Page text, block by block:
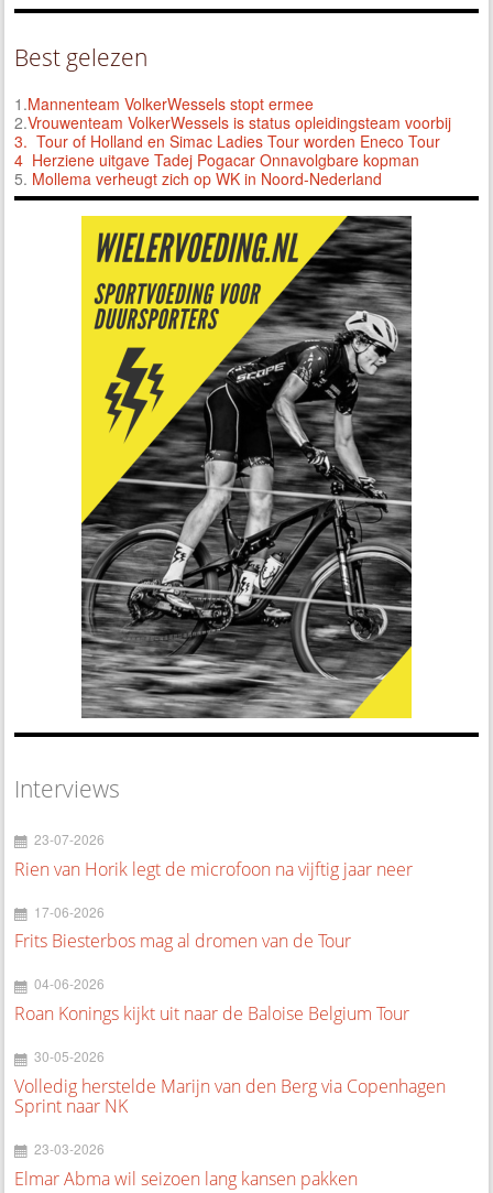
Best gelezen
1.Mannenteam VolkerWessels stopt ermee
2.Vrouwenteam VolkerWessels is status opleidingsteam voorbij
3. Tour of Holland en Simac Ladies Tour worden Eneco Tour
4 Herziene uitgave Tadej Pogacar Onnavolgbare kopman
5. Mollema verheugt zich op WK in Noord-Nederland
Interviews
23-07-2026
Rien van Horik legt de microfoon na vijftig jaar neer
17-06-2026
Frits Biesterbos mag al dromen van de Tour
04-06-2026
Roan Konings kijkt uit naar de Baloise Belgium Tour
30-05-2026
Volledig herstelde Marijn van den Berg via Copenhagen
Sprint naar NK
23-03-2026
Elmar Abma wil seizoen lang kansen pakken